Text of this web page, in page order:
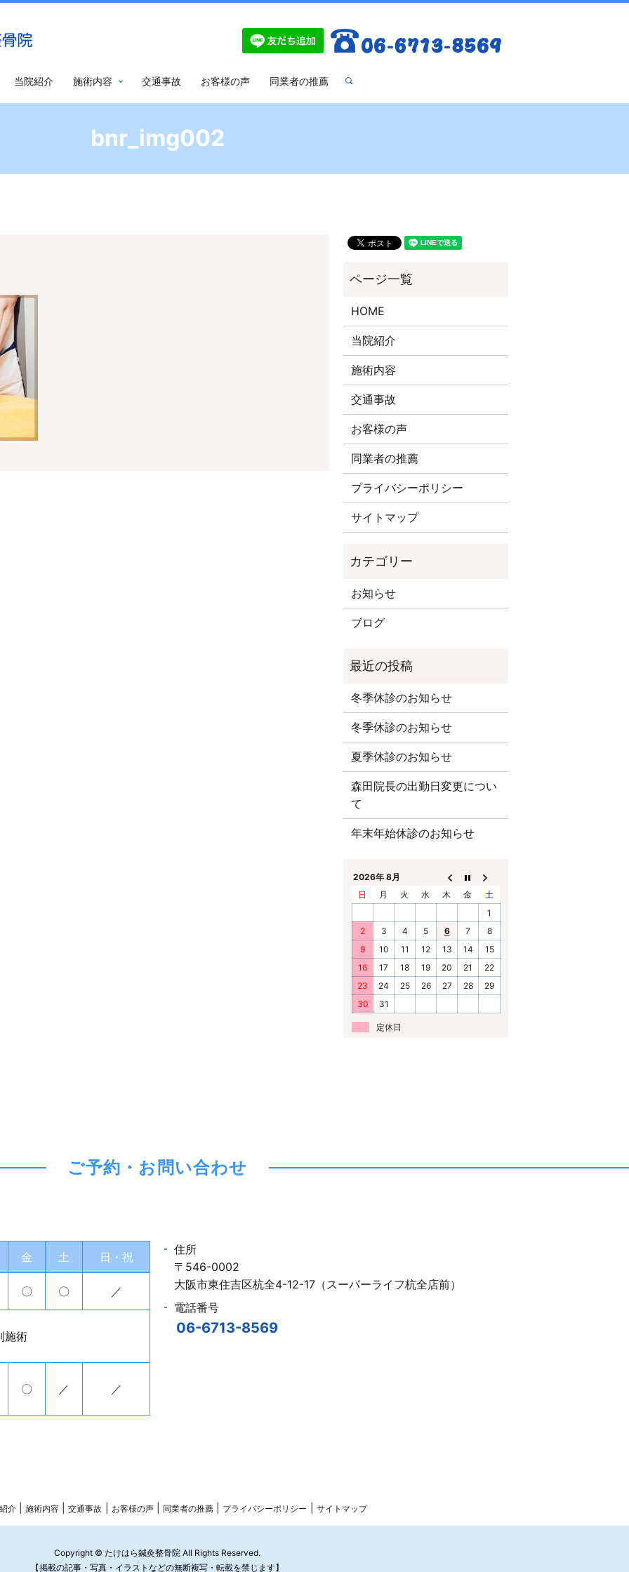
当院紹介 施術内容 交通事故 お客様の声 同業者の推薦 search
bnr_img002
HOME
当院紹介
施術内容
交通事故
お客様の声
同業者の推薦
プライバシーポリシー
サイトマップ
お知らせ
ブログ
冬季休診のお知らせ
冬季休診のお知らせ
夏季休診のお知らせ
森田院長の出勤日変更につい
て
年末年始休診のお知らせ
2026年 8月
日
月 火 水 木 金
土
1
2
3 4 5 6 7
8
9
10 11 12 13 14
15
16
17 18 19 20 21
22
23
24 25 26 27 28
29
30
31
定休日
ご予約・お問い合わせ
住所
〒546-0002
大阪市東住吉区杭全4-12-17（スーパーライフ杭全店前）
電話番号
06-6713-8569
金 土 日・祝
〇 〇 ／
施術
〇 ／ ／
介 施術内容 交通事故 お客様の声 同業者の推薦 プライバシーポリシー サイトマップ
Copyright © たけはら鍼灸整骨院 All Rights Reserved.
【掲載の記事・写真・イラストなどの無断複写・転載を禁じます】